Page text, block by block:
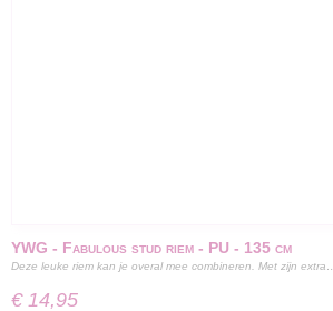
YWG - Fabulous stud riem - PU - 135 cm
Deze leuke riem kan je overal mee combineren. Met zijn extra…
€ 14,95